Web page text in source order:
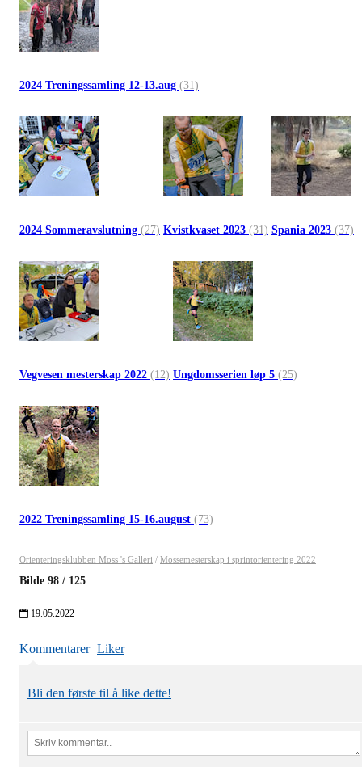
2024 Treningssamling 12-13.aug (31)
2024 Sommeravslutning (27) Kvistkvaset 2023 (31) Spania 2023 (37)
Vegvesen mesterskap 2022 (12) Ungdomsserien løp 5 (25)
2022 Treningssamling 15-16.august (73)
Orienteringsklubben Moss 's Galleri / Mossemesterskap i sprintorientering 2022
Bilde 98 / 125
19.05.2022
Kommentarer Liker
Bli den første til å like dette!